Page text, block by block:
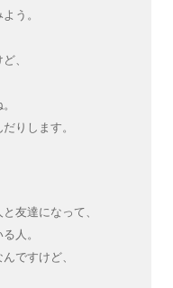
う。
、
りします。
友達になって、
人。
ですけど、